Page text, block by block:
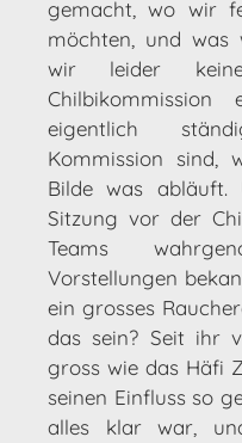
gemacht, wo wir
möchten, und was
wir leider
eigentlich
Kommission sind,
Bilde was
Sitzung vor der
Teams
Vorstellungen
ein grosses
das sein? Seit ihr
gross wie das Häfi
seinen Einfluss so
alles klar war,